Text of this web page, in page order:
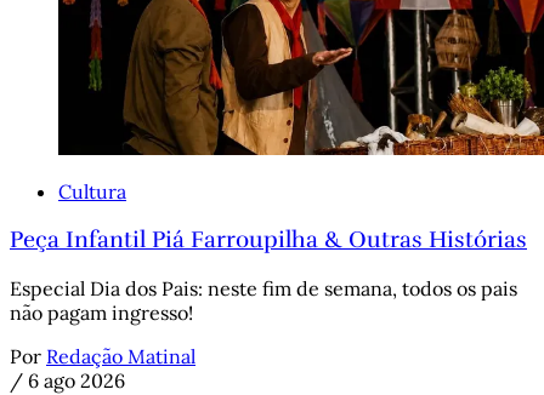
Cultura
Peça Infantil Piá Farroupilha & Outras Histórias
Especial Dia dos Pais: neste fim de semana, todos os pais
não pagam ingresso!
Por Redação Matinal
/ 6 ago 2026